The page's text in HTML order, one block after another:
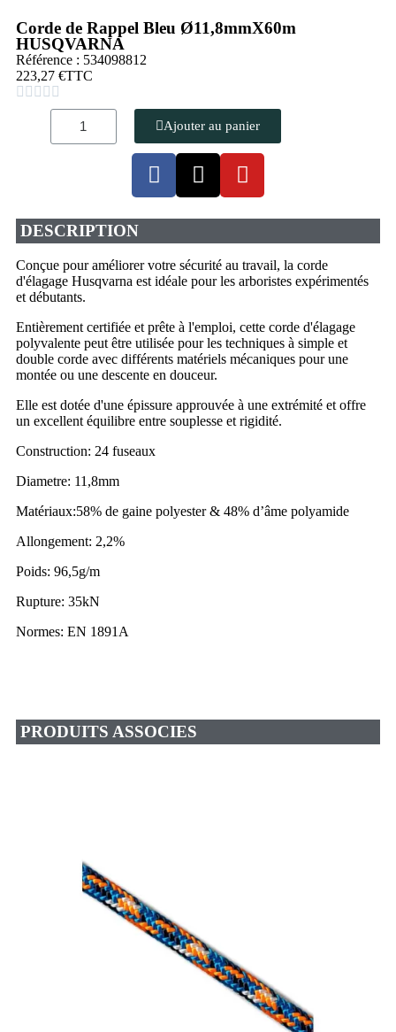
Corde de Rappel Bleu Ø11,8mmX60m
HUSQVARNA
Référence : 534098812
223,27 €TTC
    
Ajouter au panier
DESCRIPTION
Conçue pour améliorer votre sécurité au travail, la corde
d'élagage Husqvarna est idéale pour les arboristes expérimentés
et débutants.
Entièrement certifiée et prête à l'emploi, cette corde d'élagage
polyvalente peut être utilisée pour les techniques à simple et
double corde avec différents matériels mécaniques pour une
montée ou une descente en douceur.
Elle est dotée d'une épissure approuvée à une extrémité et offre
un excellent équilibre entre souplesse et rigidité.
Construction: 24 fuseaux
Diametre: 11,8mm
Matériaux:58% de gaine polyester & 48% d’âme polyamide
Allongement: 2,2%
Poids: 96,5g/m
Rupture: 35kN
Normes: EN 1891A
PRODUITS ASSOCIES